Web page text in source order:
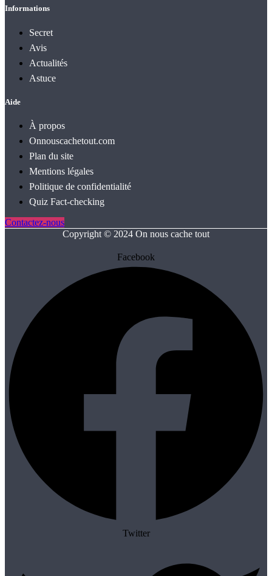
Informations
Secret
Avis
Actualités
Astuce
Aide
À propos
Onnouscachetout.com
Plan du site
Mentions légales
Politique de confidentialité
Quiz Fact‑checking
Contactez-nous
Copyright © 2024 On nous cache tout
Facebook
Twitter